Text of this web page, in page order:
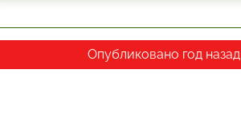
Опубликовано год назад